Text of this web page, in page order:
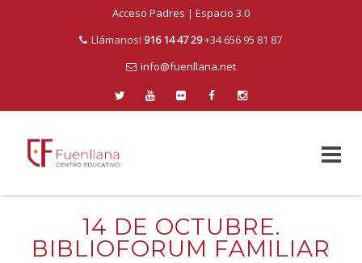
Acceso Padres | Espacio 3.0
Llámanos! 916 14 47 29+34 656 95 81 87
info@fuenllana.net
content
14 DE OCTUBRE.
BIBLIOFORUM FAMILIAR